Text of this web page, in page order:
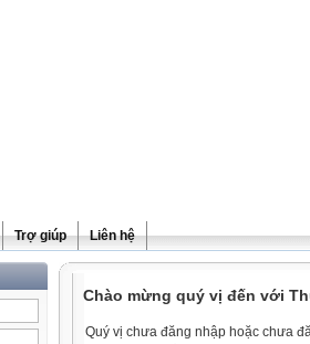
Trợ giúp Liên hệ
Chào mừng quý vị đến với
Quý vị chưa đăng nhập hoặc chưa